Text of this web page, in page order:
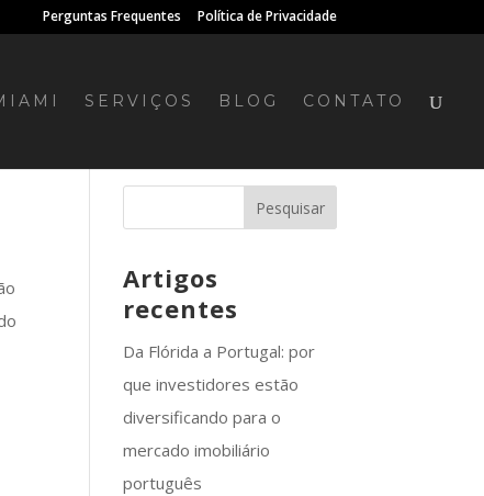
Perguntas Frequentes Política de Privacidade
SERVIÇOS BLOG CONTATO
Artigos
recentes
Da Flórida a Portugal: por
que investidores estão
diversificando para o
mercado imobiliário
português